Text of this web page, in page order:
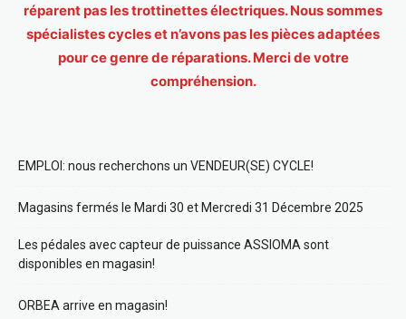
réparent pas les trottinettes électriques. Nous sommes
spécialistes cycles et n’avons pas les pièces adaptées
pour ce genre de réparations. Merci de votre
compréhension.
EMPLOI: nous recherchons un VENDEUR(SE) CYCLE!
Magasins fermés le Mardi 30 et Mercredi 31 Décembre 2025
Les pédales avec capteur de puissance ASSIOMA sont
disponibles en magasin!
ORBEA arrive en magasin!